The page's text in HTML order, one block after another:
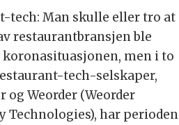
tech: Man skulle eller tro at
restaurantbransjen ble
koronasituasjonen, men i to
tech-selskaper,
og Weorder (Weorder
Technologies), har perioden